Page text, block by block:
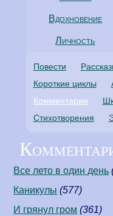
Вдохновение
Личность
Повести
Короткие циклы
Комментарии
Стихотворения
Все лето в один день
Каникулы (577)
И грянул гром (361)